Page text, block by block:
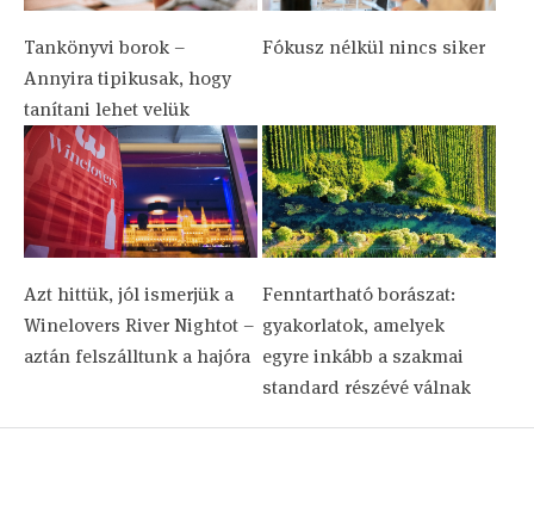
Tankönyvi borok –
Annyira tipikusak, hogy
tanítani lehet velük
Fókusz nélkül nincs siker
Azt hittük, jól ismerjük a
Winelovers River Nightot –
aztán felszálltunk a hajóra
Fenntartható borászat:
gyakorlatok, amelyek
egyre inkább a szakmai
standard részévé válnak